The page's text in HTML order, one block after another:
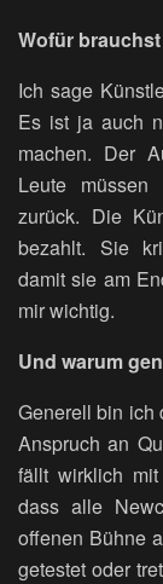
Wofür
Ich sage
Es ist ja auch
machen. Der
Leute
zurück. Die
bezahlt. Sie
damit sie am
mir wichtig.
Und warum
Generell bin ich
Anspruch an
fällt wirklich
dass alle
offenen Bühne
getestet oder